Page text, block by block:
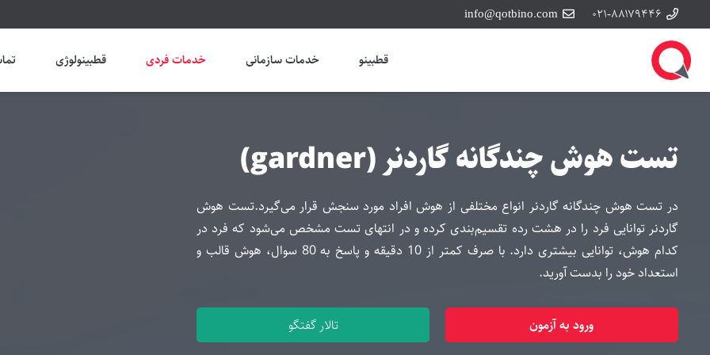
۰۲۱-۸۸۱۷۹۴۴۶ info@qotbino.com
قطبینو خدمات سازمانی خدمات فردی قطبینولوژی
تست هوش چندگانه گاردنر (gardner)
در تست هوش چندگانه گاردنر انواع مختلفی از هوش افراد مورد سنجش قرار می‌گیرد.تست هوش
گاردنر توانایی فرد را در هشت رده تقسیم‌بندی کرده و در انتهای تست مشخص می‌شود که فرد در
کدام هوش، توانایی بیشتری دارد. با صرف کمتر از 10 دقیقه و پاسخ به 80 سوال، هوش قالب و
استعداد خود را بدست آورید.
ورود به آزمون تالار گفتگو